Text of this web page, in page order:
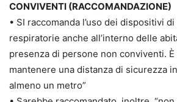
CONVIVENTI (RACCOMANDAZIONE)
• SI raccomanda l’uso dei dispositivi
respiratorie anche all’interno delle
presenza di persone non conviventi.
mantenere una distanza di sicurezza
almeno un metro”